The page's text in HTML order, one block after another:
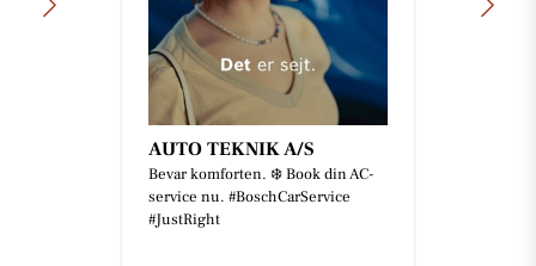
AUTO TEKNIK A/S
Bevar komforten. ❄️ Book din AC-
service nu. #BoschCarService
#JustRight